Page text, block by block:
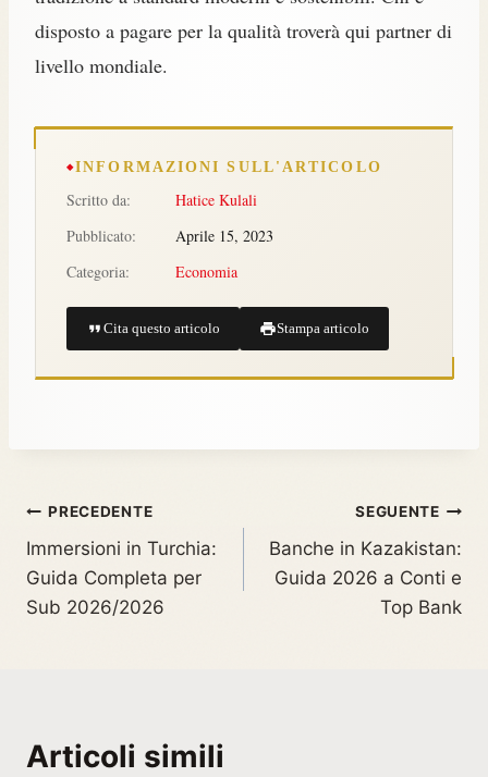
disposto a pagare per la qualità troverà qui partner di
livello mondiale.
INFORMAZIONI SULL'ARTICOLO
Scritto da:
Hatice Kulali
Pubblicato:
Aprile 15, 2023
Categoria:
Economia
Cita questo articolo Stampa articolo
PRECEDENTE
Immersioni in Turchia:
Guida Completa per
Sub 2026/2026
SEGUENTE
Banche in Kazakistan:
Guida 2026 a Conti e
Top Bank
Articoli simili